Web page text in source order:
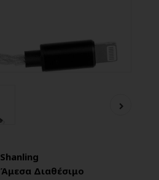
Shanling
Άμεσα Διαθέσιμο